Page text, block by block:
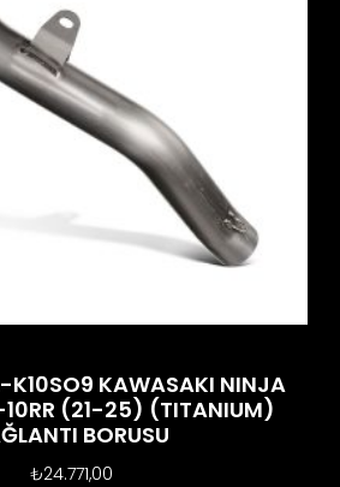
K10SO9 KAWASAKI NINJA
(21-25) (TITANIUM)
BORUSU
₺24.771,00